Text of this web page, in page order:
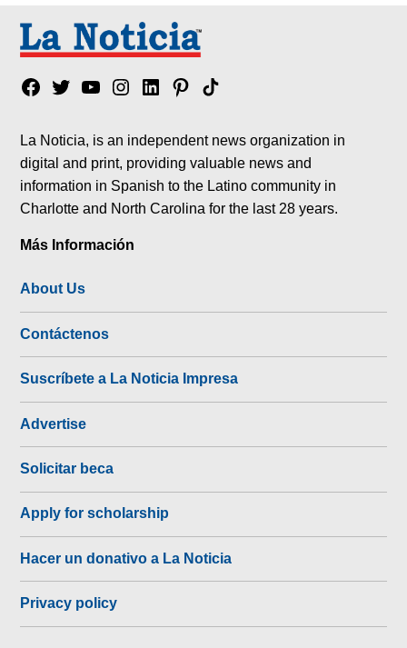
Facebook
TwitterYouTubeInstagram
LinkedinPinterest
Tik
La Noticia, is an independent news organization in
digital and print, providing valuable news and
information in Spanish to the Latino community in
Charlotte and North Carolina for the last 28 years.
Más Información
About Us
Contáctenos
Suscríbete a La Noticia Impresa
Advertise
Solicitar beca
Apply for scholarship
Hacer un donativo a La Noticia
Privacy policy